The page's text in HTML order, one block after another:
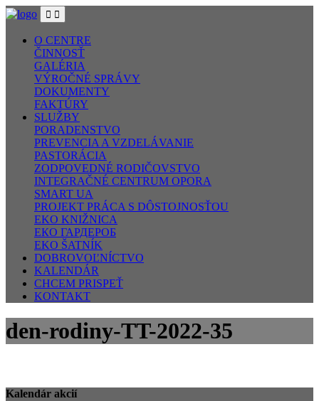
O CENTRE
ČINNOSŤ
GALÉRIA
VÝROČNÉ SPRÁVY
DOKUMENTY
FAKTÚRY
SLUŽBY
PORADENSTVO
PREVENCIA A VZDELÁVANIE
PASTORÁCIA
ZODPOVEDNÉ RODIČOVSTVO
INTEGRAČNÉ CENTRUM OPORA
SMART UA
PROJEKT PRÁCA S DÔSTOJNOSŤOU
EKO KNIŽNICA
ЕКО ГАРДЕРОБ
EKO ŠATNÍK
DOBROVOĽNÍCTVO
KALENDÁR
CHCEM PRISPEŤ
KONTAKT
den-rodiny-TT-2022-35
Kalendár akcií